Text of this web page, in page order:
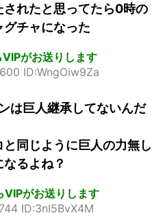
れたと思ってたら0時の
チャになった
がお送りします
ID:WngOiw9Za
は巨人継承してないんだ
同じように巨人の力無し
るよね？
VIPがお送りします
ID:3nI5BvX4M